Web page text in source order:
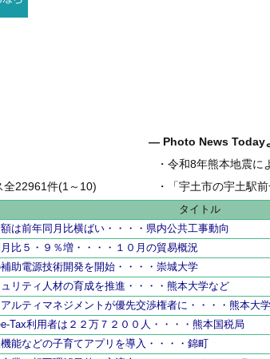
― Photo News Today
・令和8年熊本地震に
・
「宇土市の宇土駅前一帯を
全22961件(1～10)
タイトル
は前年同月比横ばい・・・・県内公共工事動向
比５・９％増・・・・１０月の貿易概況
助電源技術開発を開始・・・・崇城大学
リティ人材の育成を推進・・・・熊本大学など
ルティマネジメントが優先交渉権者に・・・・熊本大学
Tax利用者は２２万７２００人・・・・熊本国税局
能などの子育てアプリを導入・・・・錦町